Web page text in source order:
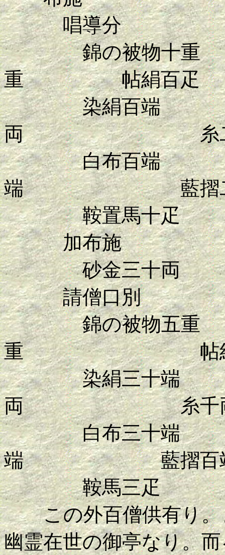
唱導分
錦の被物十重
重 帖絹百疋
染絹百端
両 糸二
白布百端
端 藍摺二
鞍置馬十疋
加布施
砂金三十両
請僧口別
錦の被物五
重 帖絹三
染絹三十端
両 糸千
白布三十端
端 藍摺百
鞍馬三疋
この外百僧供有り。
幽霊在世の御亭なり。